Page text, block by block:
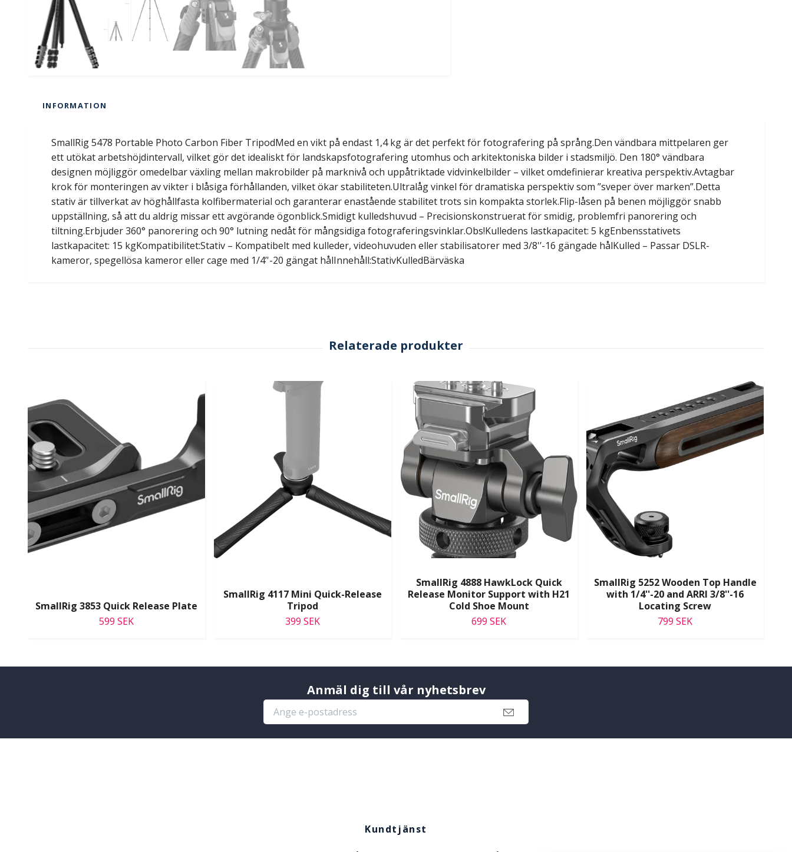
INFORMATION
SmallRig 5478 Portable Photo Carbon Fiber TripodMed en vikt på endast 1,4 kg är det perfekt för fotografering på språng.Den vändbara mittpelaren ger
ett utökat arbetshöjdintervall, vilket gör det idealiskt för landskapsfotografering utomhus och arkitektoniska bilder i stadsmiljö. Den 180° vändbara
designen möjliggör omedelbar växling mellan makrobilder på marknivå och uppåtriktade vidvinkelbilder – vilket omdefinierar kreativa perspektiv.Avtagbar
krok för monteringen av vikter i blåsiga förhållanden, vilket ökar stabiliteten.Ultralåg vinkel för dramatiska perspektiv som ”sveper över marken”.Detta
stativ är tillverkat av höghållfasta kolfibermaterial och garanterar enastående stabilitet trots sin kompakta storlek.Flip-låsen på benen möjliggör snabb
uppställning, så att du aldrig missar ett avgörande ögonblick.Smidigt kulledshuvud – Precisionskonstruerat för smidig, problemfri panorering och
tiltning.Erbjuder 360° panorering och 90° lutning nedåt för mångsidiga fotograferingsvinklar.Obs!Kulledens lastkapacitet: 5 kgEnbensstativets
lastkapacitet: 15 kgKompatibilitet:Stativ – Kompatibelt med kulleder, videohuvuden eller stabilisatorer med 3/8'’-16 gängade hålKulled – Passar DSLR-
kameror, spegellösa kameror eller cage med 1/4’'-20 gängat hålInnehåll:StativKulledBärväska
SmallRig 3853 Quick Release Plate
599 SEK
SmallRig 4117 Mini Quick-Release
Tripod
399 SEK
SmallRig 4888 HawkLock Quick
Release Monitor Support with H21
Cold Shoe Mount
699 SEK
SmallRig 5252 Wooden Top Handle
with 1/4''-20 and ARRI 3/8''-16
Locating Screw
799 SEK
Anmäl dig till vår nyhetsbrev
Kundtjänst